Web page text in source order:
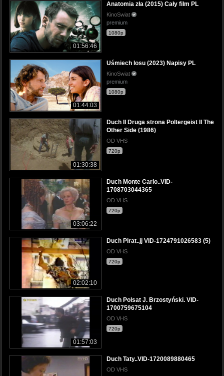
01:56:46
Anatomia zła (2015) Cały film PL
KinoSwiat
premium
1080p
01:44:03
Uśmiech losu (2023) Napisy PL
KinoSwiat
premium
1080p
01:30:38
Duch II Druga strona Poltergeist II The
Other Side (1986)
OD VHS
720p
03:06:22
Duch Monte Carlo..VID-
1708703044365
OD VHS
720p
02:02:10
Duch Pirat..jj VID-1724791026583 (5)
OD VHS
720p
01:57:03
Duch Polsat J. Brzostyński. VID-
1700759675104
OD VHS
720p
Duch Taty..VID-1720089880465
OD VHS